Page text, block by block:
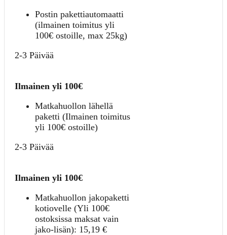
Postin pakettiautomaatti
(ilmainen toimitus yli
100€ ostoille, max 25kg)
2-3 Päivää
Ilmainen yli 100€
Matkahuollon lähellä
paketti (Ilmainen toimitus
yli 100€ ostoille)
2-3 Päivää
Ilmainen yli 100€
Matkahuollon jakopaketti
kotiovelle (Yli 100€
ostoksissa maksat vain
jako-lisän): 15,19 €